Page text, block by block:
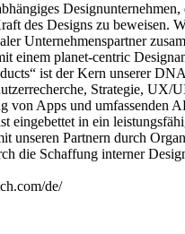
Designunternehmen,
des Designs zu beweisen.
Unternehmenspartner
einem planet-centric
ist der Kern unserer
Strategie, UX/
von Apps und umfassenden
eingebettet in ein
unseren Partnern durch
die Schaffung interner
de/